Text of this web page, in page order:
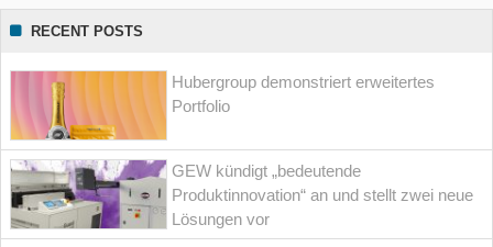
RECENT POSTS
Hubergroup demonstriert erweitertes
Portfolio
GEW kündigt „bedeutende
Produktinnovation“ an und stellt zwei neue
Lösungen vor